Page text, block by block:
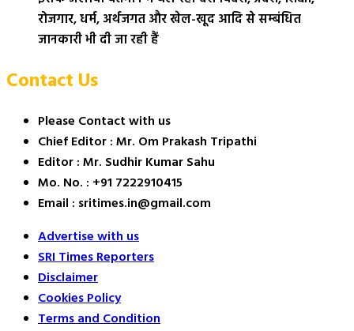
रोजगार, धर्म, अर्थजगत और खेल-खूद आदि से सम्बंधित
जानकारी भी दी जा रही हैं
Contact Us
Please Contact with us
Chief Editor : Mr. Om Prakash Tripathi
Editor : Mr. Sudhir Kumar Sahu
Mo. No. : +91 7222910415
Email : sritimes.in@gmail.com
Advertise with us
SRI Times Reporters
Disclaimer
Cookies Policy
Terms and Condition